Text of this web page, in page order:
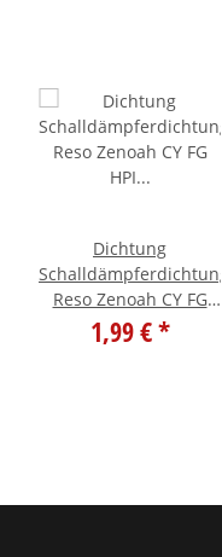
Dichtung
Schalldämpferdichtung
Reso Zenoah CY FG
HPI 1 Stück aus 7332
07332
1,99 €*